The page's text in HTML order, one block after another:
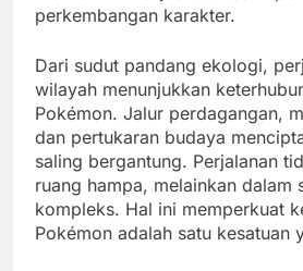
perkembangan karakter.
Dari sudut pandang ekologi,
wilayah menunjukkan
Pokémon. Jalur perdagangan,
dan pertukaran budaya
saling bergantung. Perjalanan
ruang hampa, melainkan dalam
kompleks. Hal ini memperkuat
Pokémon adalah satu kesatuan